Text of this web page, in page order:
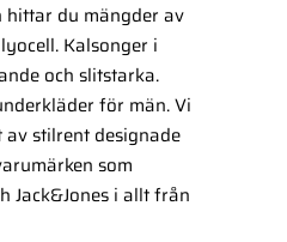
hittar du mängder av
Kalsonger i
och slitstarka.
för män. Vi
stilrent designade
som
Jack&Jones i allt från